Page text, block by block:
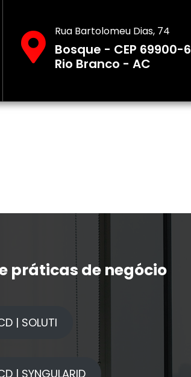
Rua Bartolomeu Dias, 74
Bosque - CEP 69900-
Rio Branco - AC
práticas de negócio
| SOLUTI
| SYNGULARID